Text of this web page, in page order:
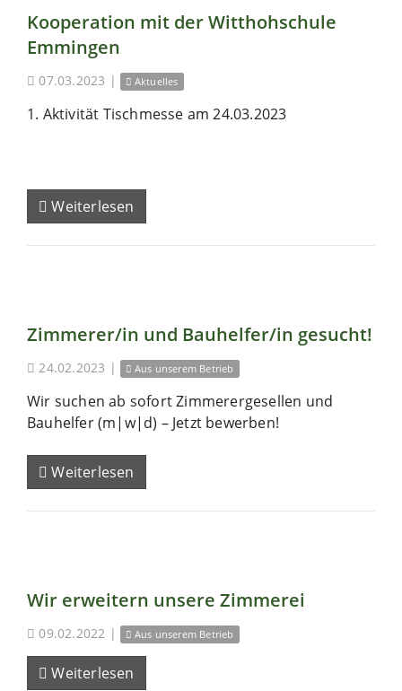
Kooperation mit der Witthohschule
Emmingen
07.03.2023 | Aktuelles
1. Aktivität Tischmesse am 24.03.2023
Weiterlesen
Zimmerer/in und Bauhelfer/in gesucht!
24.02.2023 | Aus unserem Betrieb
Wir suchen ab sofort Zimmerergesellen und
Bauhelfer (m|w|d) – Jetzt bewerben!
Weiterlesen
Wir erweitern unsere Zimmerei
09.02.2022 | Aus unserem Betrieb
Weiterlesen